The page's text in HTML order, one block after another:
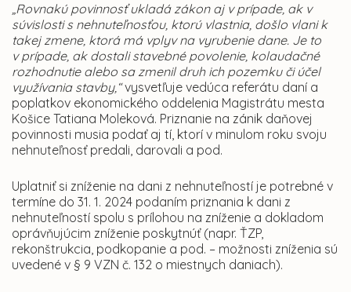
„Rovnakú povinnosť ukladá zákon aj v prípade, ak v
súvislosti s nehnuteľnosťou, ktorú vlastnia, došlo vlani k
takej zmene, ktorá má vplyv na vyrubenie dane. Je to
v prípade, ak dostali stavebné povolenie, kolaudačné
rozhodnutie alebo sa zmenil druh ich pozemku či účel
využívania stavby,“vysvetľuje vedúca referátu daní a
poplatkov ekonomického oddelenia Magistrátu mesta
Košice Tatiana Moleková. Priznanie na zánik daňovej
povinnosti musia podať aj tí, ktorí v minulom roku svoju
nehnuteľnosť predali, darovali a pod.
Uplatniť si zníženie na dani z nehnuteľností je potrebné v
termíne do 31. 1. 2024 podaním priznania k dani z
nehnuteľností spolu s prílohou na zníženie a dokladom
oprávňujúcim zníženie poskytnúť (napr. ŤZP,
rekonštrukcia, podkopanie a pod. – možnosti zníženia sú
uvedené v § 9 VZN č. 132 o miestnych daniach).